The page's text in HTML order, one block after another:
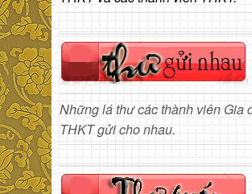
Những lá thư các thành viên Gia
THKT gửi cho nhau.